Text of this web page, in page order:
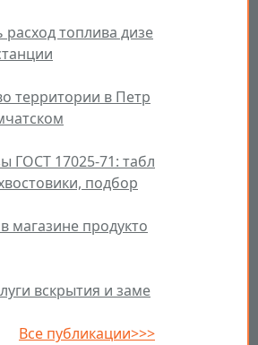
расход топлива дизе
территории в Петр
ГОСТ 17025-71: табл
подбор
магазине продукто
вскрытия и заме
Все публикации>>>